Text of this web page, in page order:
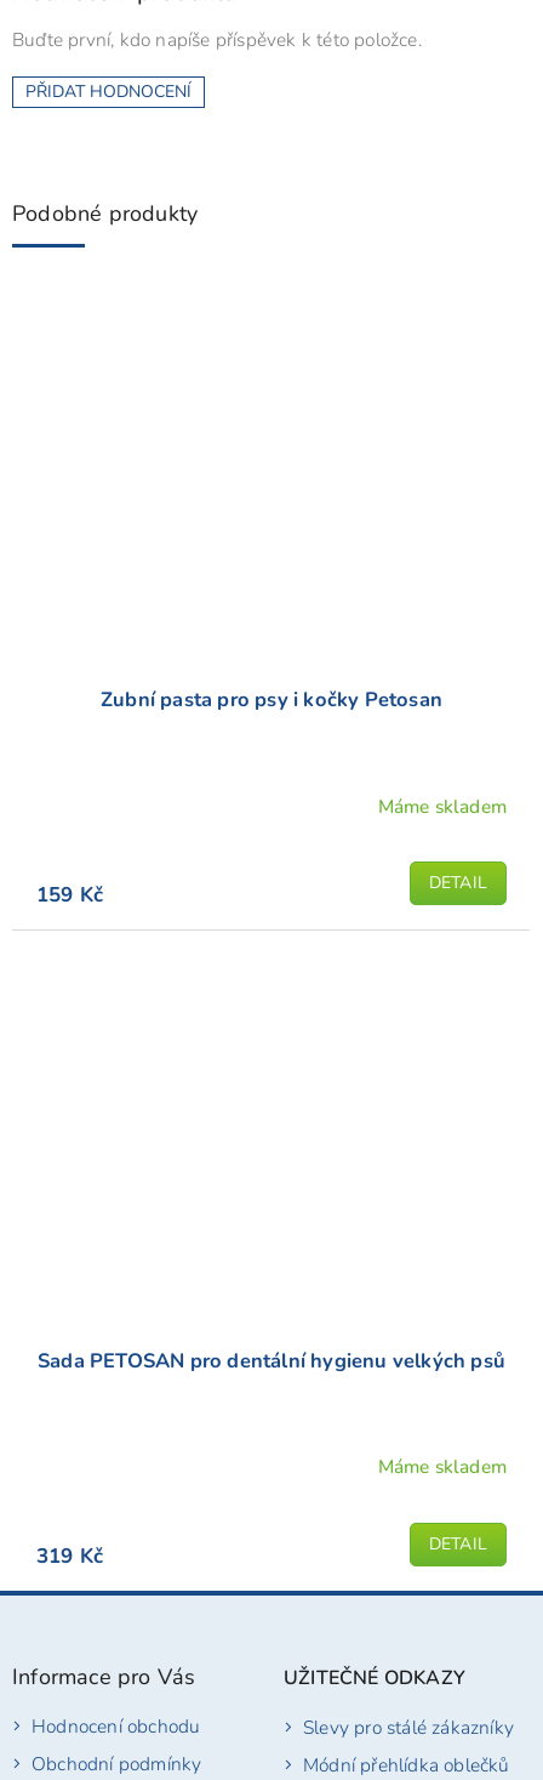
Buďte první, kdo napíše příspěvek k této položce.
PŘIDAT HODNOCENÍ
Podobné produkty
Zubní pasta pro psy i kočky Petosan
je
Máme skladem
159 Kč DETAIL
Sada PETOSAN pro dentální hygienu velkých psů
Máme skladem
319 Kč DETAIL
Z
Informace pro Vás
Hodnocení obchodu
Obchodní podmínky
UŽITEČNÉ ODKAZY
Slevy pro stálé zákazníky
Módní přehlídka oblečků